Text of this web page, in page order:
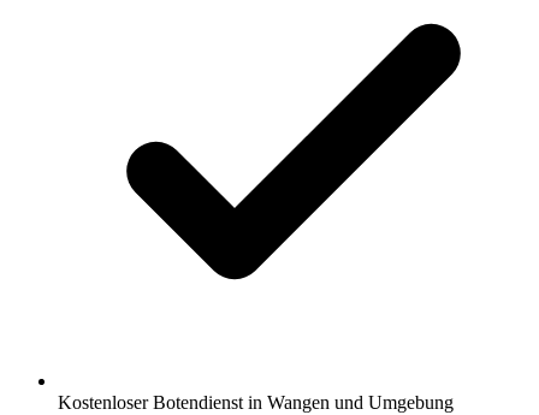
Kostenloser Botendienst in Wangen und Umgebung